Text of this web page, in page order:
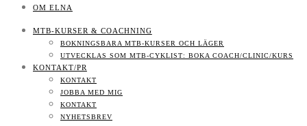
OM ELNA
MTB-KURSER & COACHNING
BOKNINGSBARA MTB-KURSER OCH LÄGER
UTVECKLAS SOM MTB-CYKLIST: BOKA COACH/CLINIC/KURS
KONTAKT/PR
KONTAKT
JOBBA MED MIG
KONTAKT
NYHETSBREV